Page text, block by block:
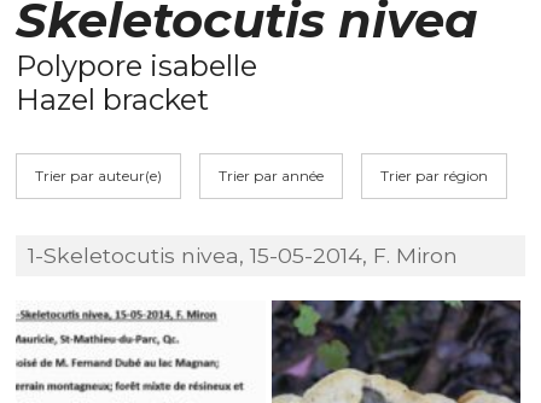
Skeletocutis nivea
Polypore isabelle
Hazel bracket
Trier par auteur(e) Trier par année Trier par région
1-Skeletocutis nivea, 15-05-2014, F. Miron